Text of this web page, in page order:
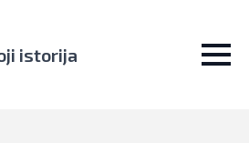
istorija